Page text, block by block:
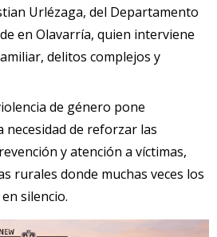
Urlézaga, del Departamento
en Olavarría, quien interviene
delitos complejos y
de género pone
necesidad de reforzar las
y atención a víctimas,
rurales donde muchas veces los
silencio.